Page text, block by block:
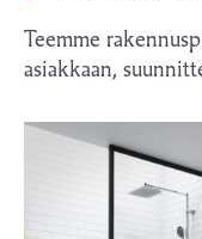
Teemme
asiakkaan,